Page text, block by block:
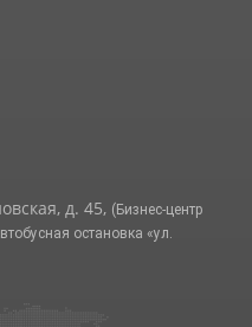
д. 45, (Бизнес-центр
остановка «ул.